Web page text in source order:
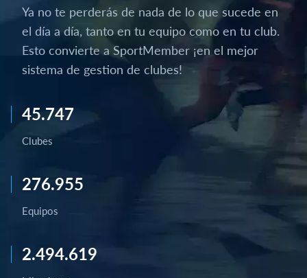
Ya no te perderás de nada de lo que sucede en
el día a día, tanto en tu equipo como en tu club.
Esto convierte a SportMember ¡en el mejor
sistema de gestion de clubes!
45.747
Clubes
276.955
Equipos
2.494.619